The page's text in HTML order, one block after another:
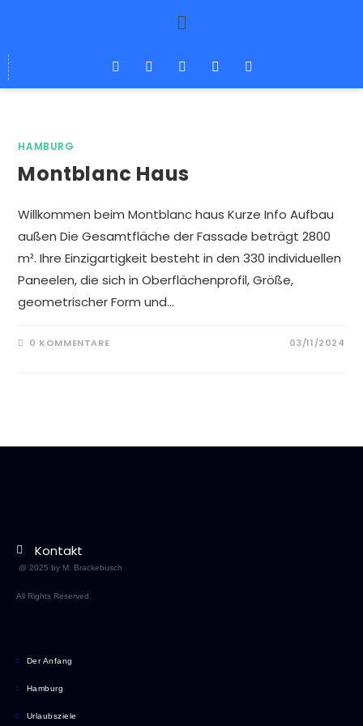
HAMBURG
Montblanc Haus
Willkommen beim Montblanc haus Kurze Info Aufbau
außen Die Gesamtfläche der Fassade beträgt 2800
m². Ihre Einzigartigkeit besteht in den 330 individuellen
Paneelen, die sich in Oberflächenprofil, Größe,
geometrischer Form und…
0 KOMMENTARE 03/11/2024
Kontakt
@ 2025 by M. Brackebusch
All Rights Reserved.
Der Anfang
Hamburg
Urlaubsziele